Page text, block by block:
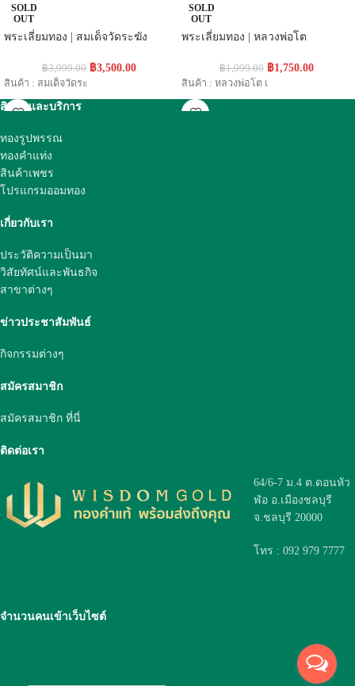
SOLD
OUT
พระเลี่ยมทอง | สมเด็จวัดระฆัง
฿3,999.00 ฿3,500.00
สินค้า : สมเด็จวัดระ
SOLD
OUT
พระเลี่ยมทอง | หลวงพ่อโต
฿1,999.00 ฿1,750.00
สินค้า : หลวงพ่อโต เ
สินค้าและบริการ
ทองรูปพรรณ
ทองคำแท่ง
สินค้าเพชร
โปรแกรมออมทอง
เกี่ยวกับเรา
ประวัติความเป็นมา
วิสัยทัศน์และพันธกิจ
สาขาต่างๆ
ข่าวประชาสัมพันธ์
กิจกรรมต่างๆ
สมัครสมาชิก
สมัครสมาชิก ที่นี่
ติดต่อเรา
64/6-7 ม.4 ต.ดอนหัว
ฬ่อ อ.เมืองชลบุรี
จ.ชลบุรี 20000
โทร : 092 979 7777
จำนวนคนเข้าเว็บไซต์